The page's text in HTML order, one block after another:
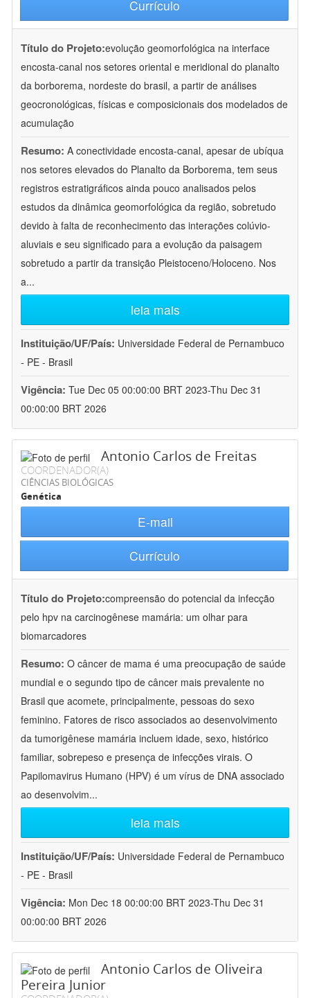
Currículo
Título do Projeto:evolução geomorfológica na interface
encosta-canal nos setores oriental e meridional do planalto
da borborema, nordeste do brasil, a partir de análises
geocronológicas, físicas e composicionais dos modelados de
acumulação
Resumo: A conectividade encosta-canal, apesar de ubíqua
nos setores elevados do Planalto da Borborema, tem seus
registros estratigráficos ainda pouco analisados pelos
estudos da dinâmica geomorfológica da região, sobretudo
devido à falta de reconhecimento das interações colúvio-
aluviais e seu significado para a evolução da paisagem
sobretudo a partir da transição Pleistoceno/Holoceno. Nos
a...
leia mais
Instituição/UF/País: Universidade Federal de Pernambuco
- PE - Brasil
Vigência: Tue Dec 05 00:00:00 BRT 2023-Thu Dec 31
00:00:00 BRT 2026
Antonio Carlos de Freitas
COORDENADOR(A)
CIÊNCIAS BIOLÓGICAS
Genética
E-mail
Currículo
Título do Projeto:compreensão do potencial da infecção
pelo hpv na carcinogênese mamária: um olhar para
biomarcadores
Resumo: O câncer de mama é uma preocupação de saúde
mundial e o segundo tipo de câncer mais prevalente no
Brasil que acomete, principalmente, pessoas do sexo
feminino. Fatores de risco associados ao desenvolvimento
da tumorigênese mamária incluem idade, sexo, histórico
familiar, sobrepeso e presença de infecções virais. O
Papilomavirus Humano (HPV) é um vírus de DNA associado
ao desenvolvim...
leia mais
Instituição/UF/País: Universidade Federal de Pernambuco
- PE - Brasil
Vigência: Mon Dec 18 00:00:00 BRT 2023-Thu Dec 31
00:00:00 BRT 2026
Antonio Carlos de Oliveira
Pereira Junior